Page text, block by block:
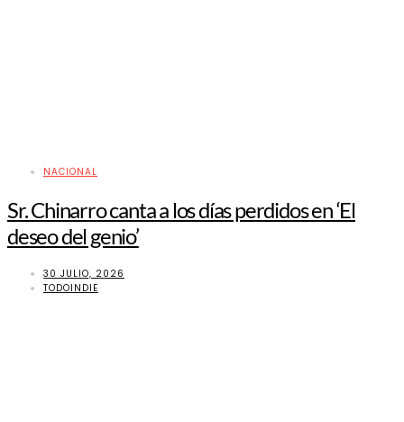
NACIONAL
Sr. Chinarro canta a los días perdidos en ‘El
deseo del genio’
30 JULIO, 2026
TODOINDIE